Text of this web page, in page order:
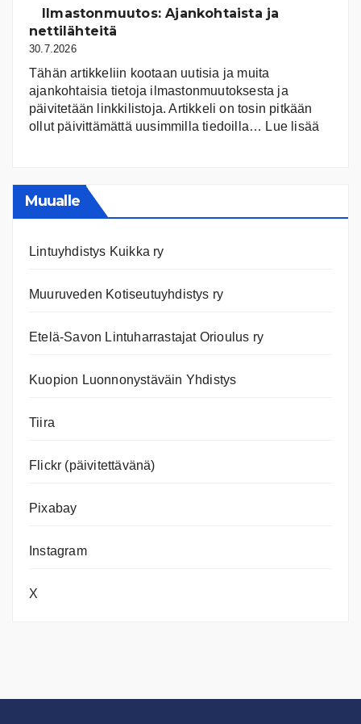
ja
Ilmastonmuutos: Ajankohtaista ja
nettilähteitä
30.7.2026
Tähän artikkeliin kootaan uutisia ja muita
ajankohtaisia tietoja ilmastonmuutoksesta ja
päivitetään linkkilistoja. Artikkeli on tosin pitkään
ollut päivittämättä uusimmilla tiedoilla… Lue lisää
Muualle
Lintuyhdistys Kuikka ry
Muuruveden Kotiseutuyhdistys ry
Etelä-Savon Lintuharrastajat Orioulus ry
Kuopion Luonnonystäväin Yhdistys
Tiira
Flickr (päivitettävänä)
Pixabay
Instagram
X